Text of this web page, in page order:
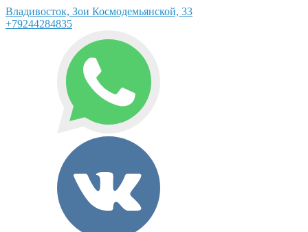
Владивосток, Зои Космодемьянской, 33
+79244284835